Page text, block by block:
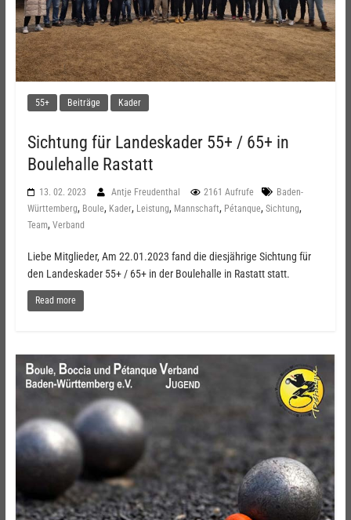
55+ Beiträge Kader
Sichtung für Landeskader 55+ / 65+ in
Boulehalle Rastatt
13. 02. 2023 Antje Freudenthal 2161 Aufrufe
Baden-
Württemberg, Boule, Kader, Leistung, Mannschaft, Pétanque, Sichtung,
Team, Verband
Liebe Mitglieder, Am 22.01.2023 fand die diesjährige Sichtung für
den Landeskader 55+ / 65+ in der Boulehalle in Rastatt statt.
Read more